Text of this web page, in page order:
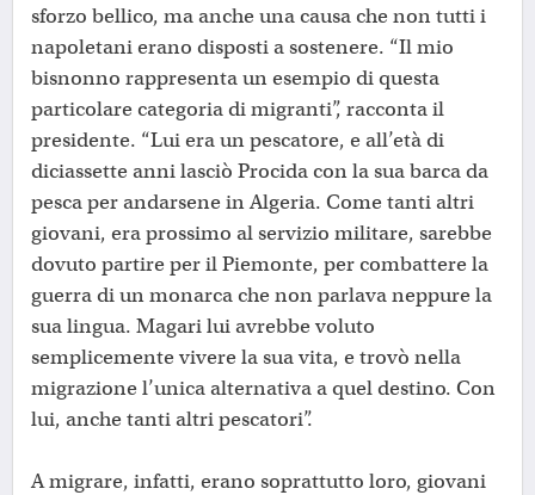
sforzo bellico, ma anche una causa che non tutti i
napoletani erano disposti a sostenere. “Il mio
bisnonno rappresenta un esempio di questa
particolare categoria di migranti”, racconta il
presidente. “Lui era un pescatore, e all’età di
diciassette anni lasciò Procida con la sua barca da
pesca per andarsene in Algeria. Come tanti altri
giovani, era prossimo al servizio militare, sarebbe
dovuto partire per il Piemonte, per combattere la
guerra di un monarca che non parlava neppure la
sua lingua. Magari lui avrebbe voluto
semplicemente vivere la sua vita, e trovò nella
migrazione l’unica alternativa a quel destino. Con
lui, anche tanti altri pescatori”.
A migrare, infatti, erano soprattutto loro, giovani